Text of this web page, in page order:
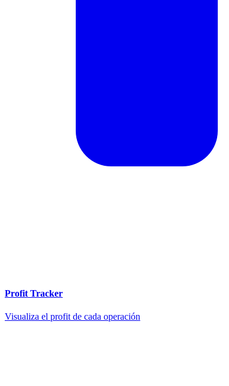
Profit Tracker
Visualiza el profit de cada operación